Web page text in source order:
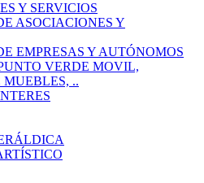
Y SERVICIOS
ASOCIACIONES Y
EMPRESAS Y AUTÓNOMOS
VERDE MOVIL,
..